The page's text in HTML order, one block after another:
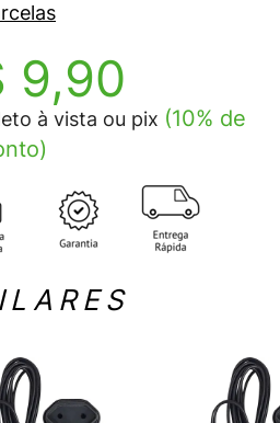
9,90
à vista ou pix (10% de